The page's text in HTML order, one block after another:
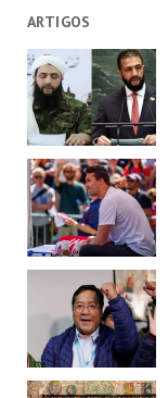
ARTIGOS